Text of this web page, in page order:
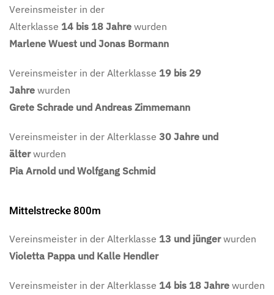
Vereinsmeister in der
Alterklasse 14 bis 18 Jahre wurden
Marlene Wuest und Jonas Bormann
Vereinsmeister in der Alterklasse 19 bis 29
Jahre wurden
Grete Schrade und Andreas Zimmemann
Vereinsmeister in der Alterklasse 30 Jahre und
älter wurden
Pia Arnold und Wolfgang Schmid
Mittelstrecke 800m
Vereinsmeister in der Alterklasse 13 und jüngerwurden
Violetta Pappa und Kalle Hendler
Vereinsmeister in der Alterklasse 14 bis 18 Jahre wurden